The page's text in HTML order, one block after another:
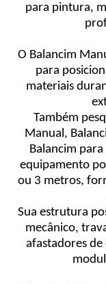
para pintura,
O Balancim
para
materiais
Também
Manual,
Balancim
equipamento
ou 3 metros,
Sua estrutura
mecânico,
afastadores